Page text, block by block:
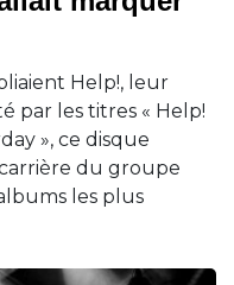
Help!, leur
par les titres « Help!
», ce disque
du groupe
les plus